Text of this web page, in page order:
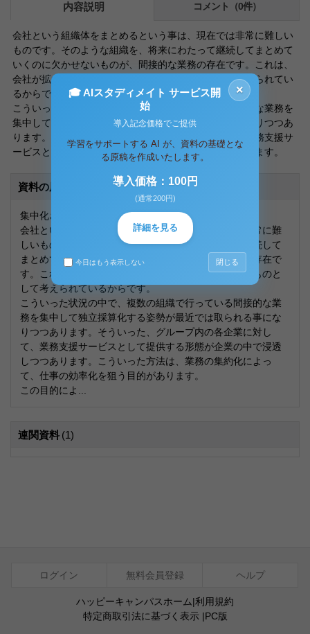
内容説明 コメント（0件）
会社という組織体をまとめるという事は、現在では非常に難しい
ものです。そのような組織を、将来にわたって継続してまとめて
いくのに欠かせないものが、間接的な業務の存在です。これは、
会社が拡大するほど業務が増加していくものとして考えられてい
るからです。
こういった状況の中で、複数の組織で行っている間接的な業務を
集中して独立採算化する姿勢が最近では取られる事になりつつあ
ります。そういった、グループ内の各企業に対して、業務支援サ
ービスとして提供する形態が企業の中で浸透しつつあります。
資料の原本内容
集中化された組織による業務について
会社という組織体をまとめるという事は、現在では非常に難
しいものです。そのような組織を、将来にわたって継続して
まとめていくのに欠かせないものが、間接的な業務の存在で
す。これは、会社が拡大するほど業務が増加していくものと
して考えられているからです。
こういった状況の中で、複数の組織で行っている間接的な業
務を集中して独立採算化する姿勢が最近では取られる事にな
りつつあります。そういった、グループ内の各企業に対し
て、業務支援サービスとして提供する形態が企業の中で浸透
しつつあります。こういった方法は、業務の集約化によっ
て、仕事の効率化を狙う目的があります。
この目的によ...
連関資料 (1)
ログイン 無料会員登録 ヘルプ
ハッピーキャンパスホーム|利用規約
特定商取引法に基づく表示|PC版
×
🎓 AIスタディメイト サービス開
始
導入記念価格でご提供
学習をサポートする AI が、資料の基礎とな
る原稿を作成いたします。
導入価格：100円
(通常200円)
詳細を見る
今日はもう表示しない 閉じる